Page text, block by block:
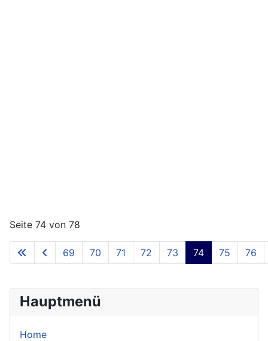
Hauptmenü
Home
Seite 74 von 78
69 70 71 72 73 74 75 76